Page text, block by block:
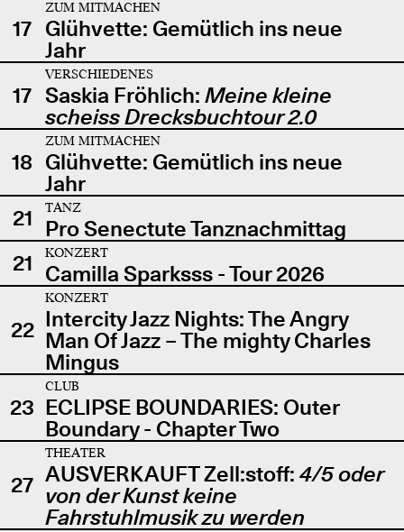
17
ZUM MITMACHEN
Glühvette: Gemütlich ins neue
Jahr
17
VERSCHIEDENES
Saskia Fröhlich: Meine kleine
scheiss Drecksbuchtour 2.0
18
ZUM MITMACHEN
Glühvette: Gemütlich ins neue
Jahr
21
TANZ
Pro Senectute Tanznachmittag
21
KONZERT
Camilla Sparksss - Tour 2026
22
KONZERT
Intercity Jazz Nights: The Angry
Man Of Jazz – The mighty Charles
Mingus
23
CLUB
ECLIPSE BOUNDARIES: Outer
Boundary - Chapter Two
27
THEATER
AUSVERKAUFT Zell:stoff: 4/5 oder
von der Kunst keine
Fahrstuhlmusik zu werden